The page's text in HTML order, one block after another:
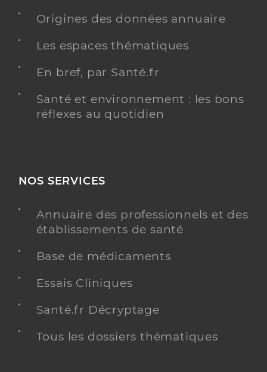
Origines des données annuaire
Les espaces thématiques
En bref, par Santé.fr
Santé et environnement : les bons
réflexes au quotidien
NOS SERVICES
Annuaire des professionnels et des
établissements de santé
Base de médicaments
Essais Cliniques
Santé.fr Décryptage
Tous les dossiers thématiques